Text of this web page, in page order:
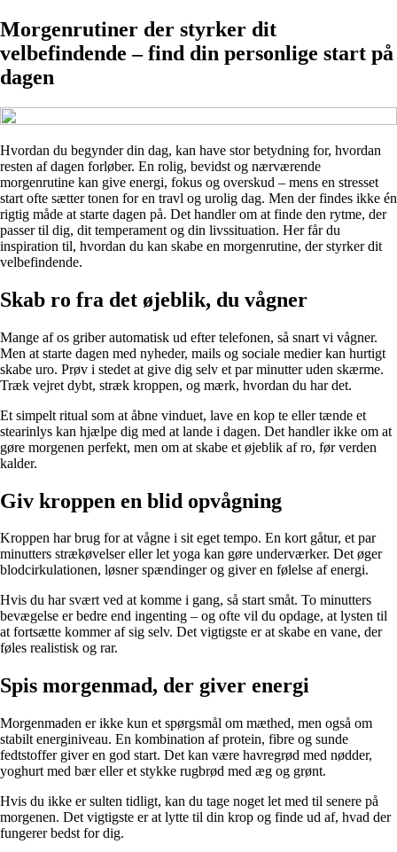
Morgenrutiner der styrker dit
velbefindende – find din personlige start på
dagen
Hvordan du begynder din dag, kan have stor betydning for, hvordan
resten af dagen forløber. En rolig, bevidst og nærværende
morgenrutine kan give energi, fokus og overskud – mens en stresset
start ofte sætter tonen for en travl og urolig dag. Men der findes ikke én
rigtig måde at starte dagen på. Det handler om at finde den rytme, der
passer til dig, dit temperament og din livssituation. Her får du
inspiration til, hvordan du kan skabe en morgenrutine, der styrker dit
velbefindende.
Skab ro fra det øjeblik, du vågner
Mange af os griber automatisk ud efter telefonen, så snart vi vågner.
Men at starte dagen med nyheder, mails og sociale medier kan hurtigt
skabe uro. Prøv i stedet at give dig selv et par minutter uden skærme.
Træk vejret dybt, stræk kroppen, og mærk, hvordan du har det.
Et simpelt ritual som at åbne vinduet, lave en kop te eller tænde et
stearinlys kan hjælpe dig med at lande i dagen. Det handler ikke om at
gøre morgenen perfekt, men om at skabe et øjeblik af ro, før verden
kalder.
Giv kroppen en blid opvågning
Kroppen har brug for at vågne i sit eget tempo. En kort gåtur, et par
minutters strækøvelser eller let yoga kan gøre underværker. Det øger
blodcirkulationen, løsner spændinger og giver en følelse af energi.
Hvis du har svært ved at komme i gang, så start småt. To minutters
bevægelse er bedre end ingenting – og ofte vil du opdage, at lysten til
at fortsætte kommer af sig selv. Det vigtigste er at skabe en vane, der
føles realistisk og rar.
Spis morgenmad, der giver energi
Morgenmaden er ikke kun et spørgsmål om mæthed, men også om
stabilt energiniveau. En kombination af protein, fibre og sunde
fedtstoffer giver en god start. Det kan være havregrød med nødder,
yoghurt med bær eller et stykke rugbrød med æg og grønt.
Hvis du ikke er sulten tidligt, kan du tage noget let med til senere på
morgenen. Det vigtigste er at lytte til din krop og finde ud af, hvad der
fungerer bedst for dig.